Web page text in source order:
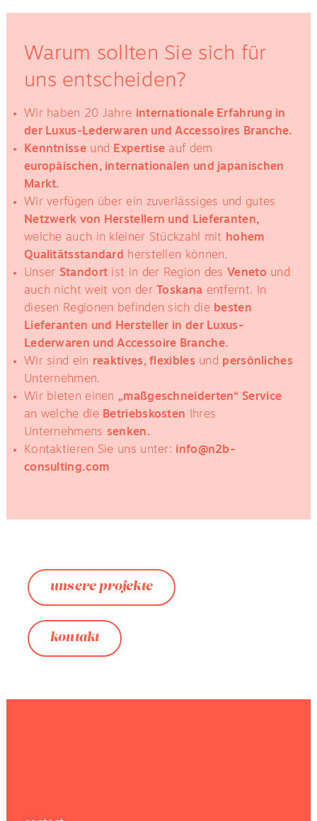
Warum sollten Sie sich für
uns entscheiden?
Wir haben 20 Jahre internationale Erfahrung in
der Luxus-Lederwaren und Accessoires Branche.
Kenntnisseund Expertise auf dem
europäischen, internationalen und japanischen
Markt.
Wir verfügen über ein zuverlässiges und gutes
Netzwerk von Herstellern und Lieferanten,
welche auch in kleiner Stückzahl mit
hohem
Qualitätsstandard
herstellen können.
Unser Standort ist in der Region des Veneto und
auch nicht weit von der
Toskana entfernt. In
diesen Regionen befinden sich die besten
Lieferanten und Hersteller in der Luxus-
Lederwaren und Accessoire Branche.
Wir sind ein reaktives, flexibles und persönliches
Unternehmen.
Wir bieten einen „maßgeschneiderten“ Service
an welche die Betriebskosten Ihres
Unternehmens senken.
Kontaktieren Sie uns unter: info@n2b-
consulting.com
unsere projekte
kontakt